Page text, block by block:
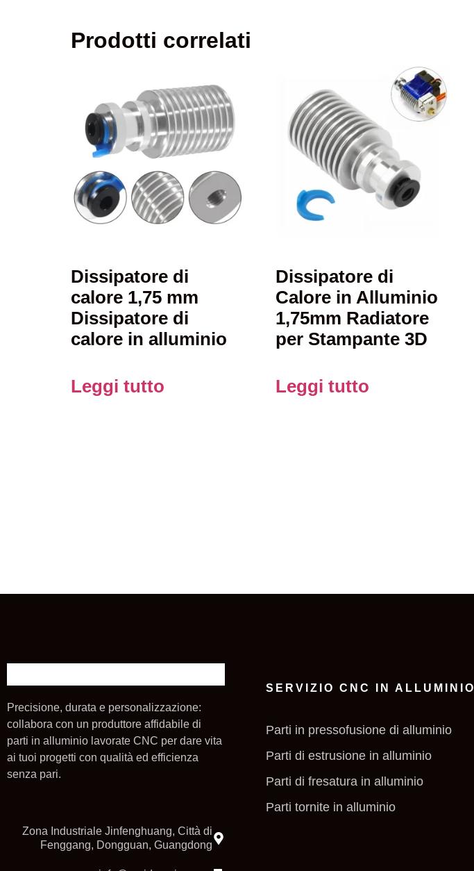
Prodotti correlati
Dissipatore di
calore 1,75 mm
Dissipatore di
calore in alluminio
Leggi tutto
Dissipatore di
Calore in Alluminio
1,75mm Radiatore
per Stampante 3D
Leggi tutto
Precisione, durata e personalizzazione:
collabora con un produttore affidabile di
parti in alluminio lavorate CNC per dare vita
ai tuoi progetti con qualità ed efficienza
senza pari.
Zona Industriale Jinfenghuang, Città di
Fenggang, Dongguan, Guangdong
SERVIZIO CNC IN ALLUMINIO
Parti in pressofusione di alluminio
Parti di estrusione in alluminio
Parti di fresatura in alluminio
Parti tornite in alluminio